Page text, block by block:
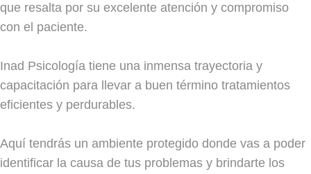
que resalta por su excelente atención y compromiso
con el paciente.
Inad Psicología tiene una inmensa trayectoria y
capacitación para llevar a buen término tratamientos
eficientes y perdurables.
Aquí tendrás un ambiente protegido donde vas a poder
identificar la causa de tus problemas y brindarte los